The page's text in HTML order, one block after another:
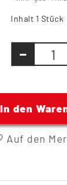
Inhalt 1 Stück
In den
Auf den